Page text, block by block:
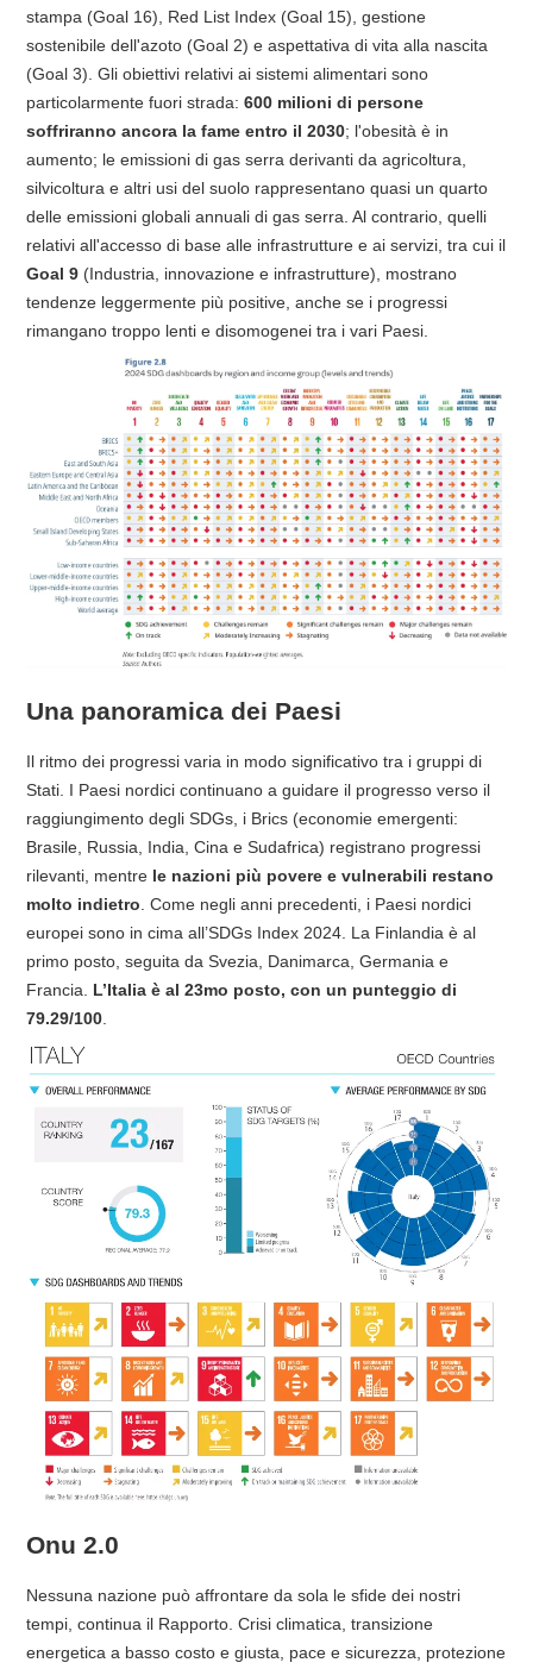
stampa (Goal 16), Red List Index (Goal 15), gestione
sostenibile dell'azoto (Goal 2) e aspettativa di vita alla nascita
(Goal 3). Gli obiettivi relativi ai sistemi alimentari sono
particolarmente fuori strada: 600 milioni di persone
soffriranno ancora la fame entro il 2030; l'obesità è in
aumento; le emissioni di gas serra derivanti da agricoltura,
silvicoltura e altri usi del suolo rappresentano quasi un quarto
delle emissioni globali annuali di gas serra. Al contrario, quelli
relativi all'accesso di base alle infrastrutture e ai servizi, tra cui il
Goal 9 (Industria, innovazione e infrastrutture), mostrano
tendenze leggermente più positive, anche se i progressi
rimangano troppo lenti e disomogenei tra i vari Paesi.
Una panoramica dei Paesi
Il ritmo dei progressi varia in modo significativo tra i gruppi di
Stati. I Paesi nordici continuano a guidare il progresso verso il
raggiungimento degli SDGs, i Brics (economie emergenti:
Brasile, Russia, India, Cina e Sudafrica) registrano progressi
rilevanti, mentre le nazioni più povere e vulnerabili restano
molto indietro . Come negli anni precedenti, i Paesi nordici
europei sono in cima all’SDGs Index 2024. La Finlandia è al
primo posto, seguita da Svezia, Danimarca, Germania e
Francia. L’Italia è al 23mo posto, con un punteggio di
79.29/100
Onu 2.0
Nessuna nazione può affrontare da sola le sfide dei nostri
tempi, continua il Rapporto. Crisi climatica, transizione
energetica a basso costo e giusta, pace e sicurezza, protezione